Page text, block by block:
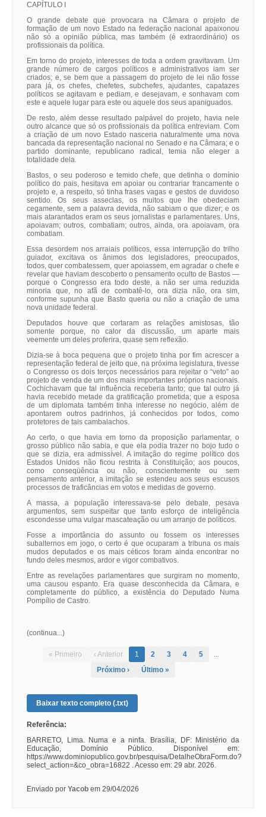
CAPÍTULO I
O grande debate que provocara na Câmara o projeto de
formação de um novo Estado na federação nacional apaixonou
não só a opinião pública, mas também (é extraordinário) os
profissionais da política.
Em torno do projeto, interesses de toda a ordem gravitavam. Um
grande número de cargos políticos e administrativos iam ser
criados; e, se bem que a passagem do projeto de lei não fosse
para já, os chefes, chefetes, subchefes, ajudantes, capatazes
políticos se agitavam e pediam, e desejavam, e sonhavam com
este e aquele lugar para este ou aquele dos seus apaniguados.
De resto, além desse resultado palpável do projeto, havia nele
outro alcance que só os profissionais da política entreviam. Com
a criação de um novo Estado nasceria naturalmente uma nova
bancada da representação nacional no Senado e na Câmara; e o
partido dominante, republicano radical, temia não eleger a
totalidade dela.
Bastos, o seu poderoso e temido chefe, que detinha o domínio
político do pais, hesitava em apoiar ou contrariar francamente o
projeto e, a respeito, só tinha frases vagas e gestos de duvidoso
sentido. Os seus asseclas, os muitos que lhe obedeciam
cegamente, sem a palavra devida, não sabiam o que dizer; e os
mais atarantados eram os seus jornalistas e parlamentares. Uns,
apoiavam; outros, combatiam; outros, ainda, ora apoiavam, ora
combatiam.
Essa desordem nos arraiais políticos, essa interrupção do trilho
guiador, excitava os ânimos dos legisladores, preocupados,
todos, quer combatessem, quer apoiassem, em agradar o chefe e
revelar que haviam descoberto o pensamento oculto de Bastos —
porque o Congresso era todo deste, a não ser uma reduzida
minoria que, no afã de combatê-lo, ora dizia não, ora sim,
conforme supunha que Basto queria ou não a criação de uma
nova unidade federal.
Deputados houve que cortaram as relações amistosas, tão
somente porque, no calor da discussão, um aparte mais
veemente um deles proferira, quase sem reflexão.
Dizia-se à boca pequena que o projeto tinha por fim acrescer a
representação federal de jeito que, na próxima legislatura, tivesse
o Congresso os dois terços necessários para rejeitar o “veto” ao
projeto de venda de um dos mais importantes próprios nacionais.
Cochichavam que tal influência receberia tanto; que tal outro já
havia recebido metade da gratificação prometida; que a esposa
de um diplomata também tinha interesse no negócio, além de
apontarem outros padrinhos, já conhecidos por todos, como
protetores de tais cambalachos.
Ao certo, o que havia em torno da proposição parlamentar, o
grosso público não sabia, e que ela podia trazer no bojo tudo o
que se dizia, era admissível. A imitação do regime político dos
Estados Unidos não ficou restrita à Constituição; aos poucos,
como conseqüência ou não, conscientemente ou sem
pensamento anterior, a imitação se estendeu aos seus escusos
processos de traficâncias em votos e medidas de governo.
A massa, a população interessava-se pelo debate, pesava
argumentos, sem suspeitar que tanto esforço de inteligência
escondesse uma vulgar mascateação ou um arranjo de políticos.
Fosse a importância do assunto ou fossem os interesses
subalternos em jogo, o certo é que ocuparam a tribuna os mais
mudos deputados e os mais céticos foram ainda encontrar no
fundo deles mesmos, ardor e vigor combativos.
Entre as revelações parlamentares que surgiram no momento,
uma causou espanto. Era quase desconhecida da Câmara, e
completamente do público, a existência do Deputado Numa
Pompílio de Castro.
(continua...)
« Primeiro ‹ Anterior 1 2 3 4 5
...
Próximo ›
Último »
Baixar texto completo (.txt)
Referência:
BARRETO, Lima. Numa e a ninfa. Brasília, DF: Ministério da
Educação, Domínio Público. Disponível em:
https://www.dominiopublico.gov.br/pesquisa/DetalheObraForm.do?
select_action=&co_obra=16822 . Acesso em: 29 abr. 2026.
Enviado por Yacob em 29/04/2026